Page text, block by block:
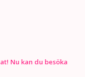
Nu kan du besöka